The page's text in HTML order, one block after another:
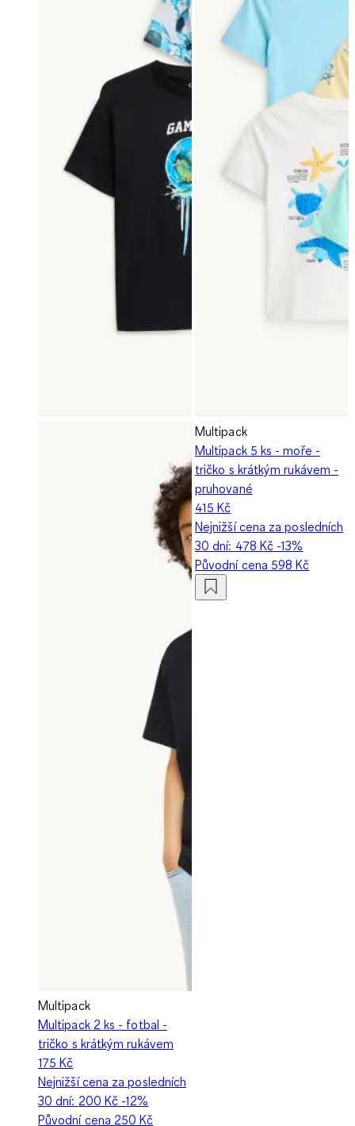
Multipack
Multipack 2 ks - fotbal -
tričko s krátkým rukávem
175 Kč
Nejnižší cena za posledních
30 dní: 200 Kč -12%
Původní cena 250 Kč
Multipack
Multipack 5 ks - moře -
tričko s krátkým rukávem -
pruhované
415 Kč
Nejnižší cena za posledních
30 dní: 478 Kč -13%
Původní cena 598 Kč